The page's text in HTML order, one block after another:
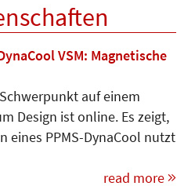
VSM: Magnetische
auf einem
Design ist online. Es zeigt,
eines PPMS-DynaCool nutzt
read more